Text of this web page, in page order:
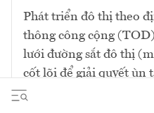
Phát triển đô thị theo
thông công cộng
lưới đường sắt đô thị
cốt lõi để giải quyết ùn
không gian. Mô hình